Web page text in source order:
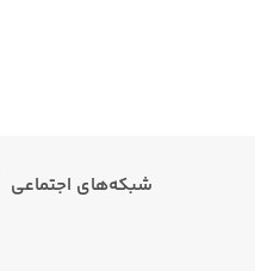
بخش
شبکه‌های اجتماعی